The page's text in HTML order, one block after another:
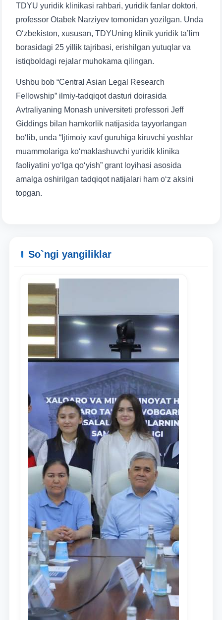
Telefon raqamingiz
Pochta
yuborish
TDYU yuridik klinikasi rahbari, yuridik fanlar doktori,
professor Otabek Narziyev tomonidan yozilgan. Unda
O‘zbekiston, xususan, TDYUning klinik yuridik ta’lim
borasidagi 25 yillik tajribasi, erishilgan yutuqlar va
istiqboldagi rejalar muhokama qilingan.
Ushbu bob “Central Asian Legal Research
Fellowship” ilmiy-tadqiqot dasturi doirasida
Avtraliyaning Monash universiteti professori Jeff
Giddings bilan hamkorlik natijasida tayyorlangan
bo‘lib, unda “Ijtimoiy xavf guruhiga kiruvchi yoshlar
muammolariga ko‘maklashuvchi yuridik klinika
faoliyatini yo‘lga qo‘yish” grant loyihasi asosida
amalga oshirilgan tadqiqot natijalari ham o‘z aksini
topgan.
So`ngi yangiliklar